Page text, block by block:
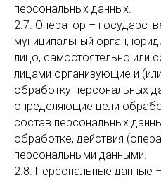
персональных данных.
2.7. Оператор –
муниципальный орган,
лицо, самостоятельно или
лицами организующие и
обработку персональных
определяющие цели
состав персональных
обработке, действия
персональными данными.
2.8. Персональные данные